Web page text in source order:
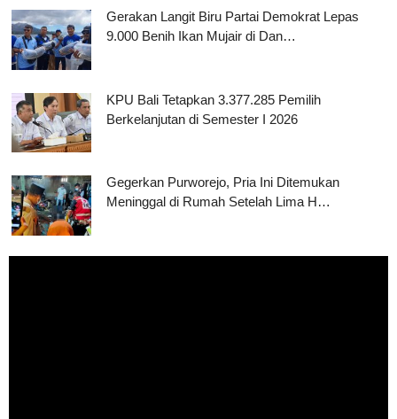
Gerakan Langit Biru Partai Demokrat Lepas
9.000 Benih Ikan Mujair di Dan…
KPU Bali Tetapkan 3.377.285 Pemilih
Berkelanjutan di Semester I 2026
Gegerkan Purworejo, Pria Ini Ditemukan
Meninggal di Rumah Setelah Lima H…